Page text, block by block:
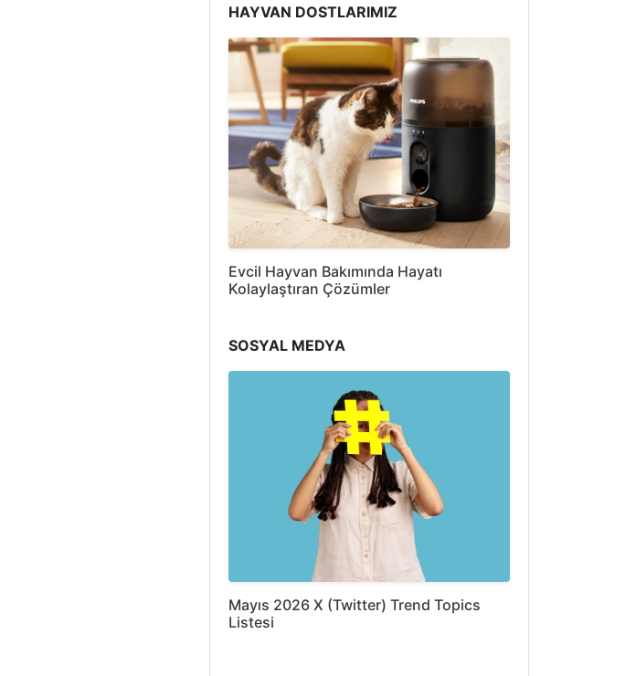
HAYVAN DOSTLARIMIZ
Evcil Hayvan Bakımında Hayatı
Kolaylaştıran Çözümler
SOSYAL MEDYA
Mayıs 2026 X (Twitter) Trend Topics
Listesi